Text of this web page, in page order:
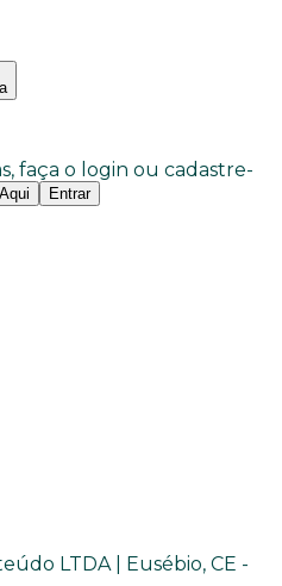
faça o login ou cadastre-
Entrar
LTDA | Eusébio, CE -